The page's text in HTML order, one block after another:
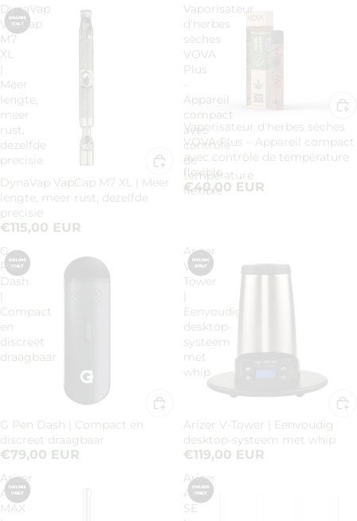
DynaVap
VapCap
M7
XL
Meer
lengte,
meer
rust,
dezelfde
precisie
DynaVap VapCap M7 XL | Meer
lengte, meer rust, dezelfde
precisie
€115,00 EUR
Vaporisateur
d'herbes
sèches
VOVA
Plus
Appareil
compact
avec
contrôle
de
température
flexible
Vaporisateur d'herbes sèches
VOVA Plus – Appareil compact
avec contrôle de température
flexible
€40,00 EUR
G
Pen
Dash
Compact
en
discreet
draagbaar
G Pen Dash | Compact en
discreet draagbaar
€79,00 EUR
Arizer
V-
Tower
Eenvoudig
desktop-
systeem
met
whip
Arizer V-Tower | Eenvoudig
desktop-systeem met whip
€119,00 EUR
Arizer
Air
MAX
Arizer
Air
SE